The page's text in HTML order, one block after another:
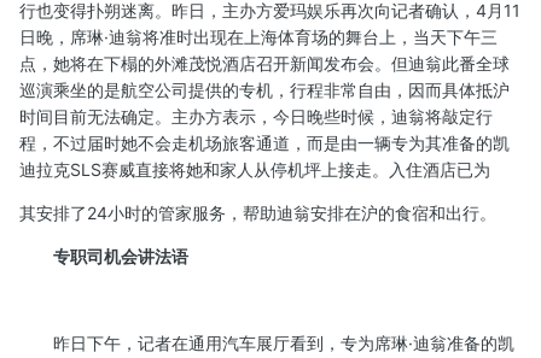
行也变得扑朔迷离。昨日，主办方爱玛娱乐再次向记者确认，4月11
日晚，席琳·迪翁将准时出现在上海体育场的舞台上，当天下午三
点，她将在下榻的外滩茂悦酒店召开新闻发布会。但迪翁此番全球
巡演乘坐的是航空公司提供的专机，行程非常自由，因而具体抵沪
时间目前无法确定。主办方表示，今日晚些时候，迪翁将敲定行
程，不过届时她不会走机场旅客通道，而是由一辆专为其准备的凯
迪拉克SLS赛威直接将她和家人从停机坪上接走。入住酒店已为
其安排了24小时的管家服务，帮助迪翁安排在沪的食宿和出行。
专职司机会讲法语
昨日下午，记者在通用汽车展厅看到，专为席琳·迪翁准备的凯